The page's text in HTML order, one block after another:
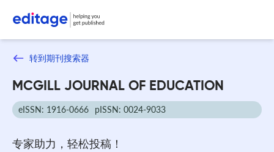
转到期刊搜索器
MCGILL JOURNAL OF EDUCATION
eISSN: 1916-0666 pISSN: 0024-9033
专家助力，轻松投稿！